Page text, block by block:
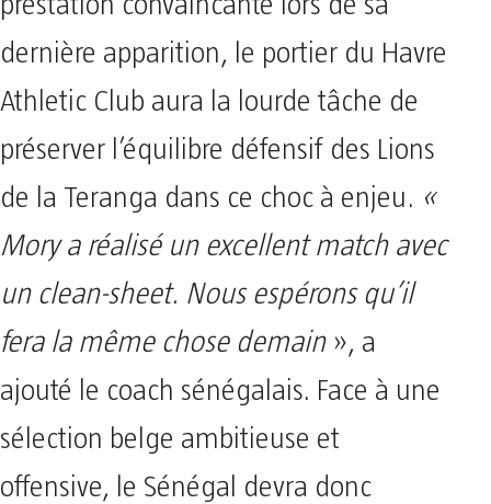
dernière apparition, le portier du Havre
Athletic Club aura la lourde tâche de
préserver l’équilibre défensif des Lions
de la Teranga dans ce choc à enjeu. «
Mory a réalisé un excellent match avec
un clean-sheet. Nous espérons qu’il
fera la même chose demain », a
ajouté le coach sénégalais. Face à une
sélection belge ambitieuse et
offensive, le Sénégal devra donc